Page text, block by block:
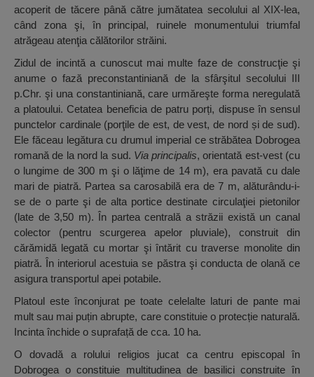
acoperit de tăcere până către jumătatea secolului al XIX-lea,
când zona şi, în principal, ruinele monumentului triumfal
atrăgeau atenţia călătorilor străini.
Zidul de incintă a cunoscut mai multe faze de construcţie şi
anume o fază preconstantiniană de la sfârşitul secolului III
p.Chr. şi una constantiniană, care urmăreşte forma neregulată
a platoului. Cetatea beneficia de patru porți, dispuse în sensul
punctelor cardinale (porţile de est, de vest, de nord și de sud).
Ele făceau legătura cu drumul imperial ce străbătea Dobrogea
romană de la nord la sud. Via principalis, orientată est-vest (cu
o lungime de 300 m şi o lăţime de 14 m), era pavată cu dale
mari de piatră. Partea sa carosabilă era de 7 m, alăturându-i-
se de o parte şi de alta portice destinate circulaţiei pietonilor
(late de 3,50 m). În partea centrală a străzii există un canal
colector (pentru scurgerea apelor pluviale), construit din
cărămidă legată cu mortar şi întărit cu traverse monolite din
piatră. În interiorul acestuia se păstra şi conducta de olană ce
asigura transportul apei potabile.
Platoul este înconjurat pe toate celelalte laturi de pante mai
mult sau mai puțin abrupte, care constituie o protecție naturală.
Incinta închide o suprafață de cca. 10 ha.
O dovadă a rolului religios jucat ca centru episcopal în
Dobrogea o constituie multitudinea de basilici construite în